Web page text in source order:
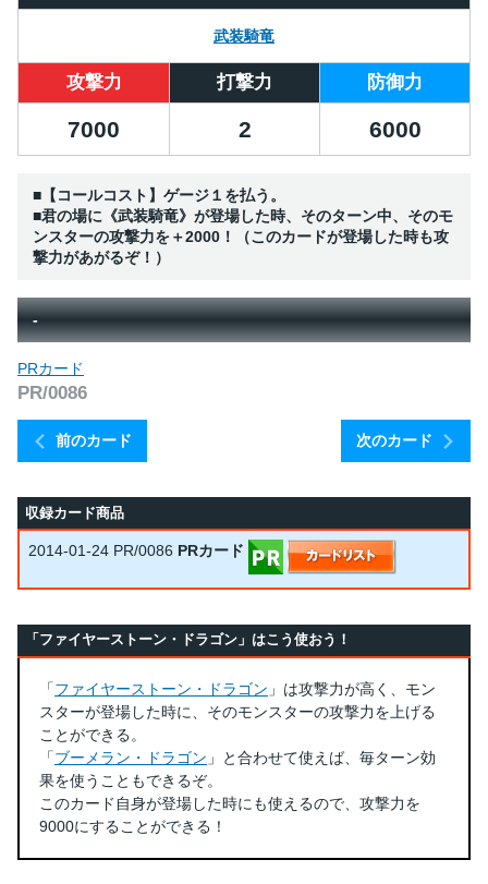
武装騎竜
攻撃力 打撃力 防御力
7000 2 6000
■【コールコスト】ゲージ１を払う。
■君の場に《武装騎竜》が登場した時、そのターン中、そのモ
ンスターの攻撃力を＋2000！（このカードが登場した時も攻
撃力があがるぞ！）
-
前のカード
PRカード
PR/0086
次のカード
収録カード商品
2014-01-24 PR/0086 PRカード
「ファイヤーストーン・ドラゴン」はこう使おう！
「ファイヤーストーン・ドラゴン 」は攻撃力が高く、モン
スターが登場した時に、そのモンスターの攻撃力を上げる
ことができる。
「ブーメラン・ドラゴン 」と合わせて使えば、毎ターン効
果を使うこともできるぞ。
このカード自身が登場した時にも使えるので、攻撃力を
9000にすることができる！